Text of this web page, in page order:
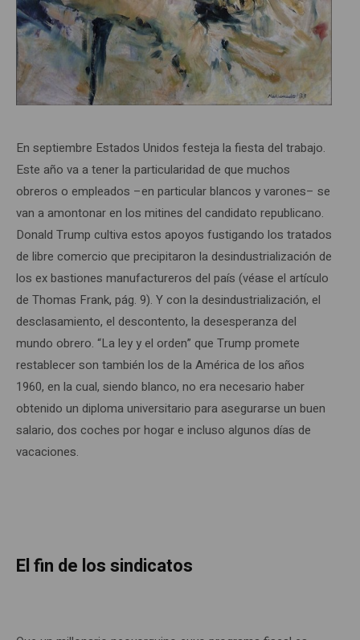
En septiembre Estados Unidos festeja la fiesta del trabajo.
Este año va a tener la particularidad de que muchos
obreros o empleados –en particular blancos y varones– se
van a amontonar en los mitines del candidato republicano.
Donald Trump cultiva estos apoyos fustigando los tratados
de libre comercio que precipitaron la desindustrialización de
los ex bastiones manufactureros del país (véase el artículo
de Thomas Frank, pág. 9). Y con la desindustrialización, el
desclasamiento, el descontento, la desesperanza del
mundo obrero. “La ley y el orden” que Trump promete
restablecer son también los de la América de los años
1960, en la cual, siendo blanco, no era necesario haber
obtenido un diploma universitario para asegurarse un buen
salario, dos coches por hogar e incluso algunos días de
vacaciones.
El fin de los sindicatos